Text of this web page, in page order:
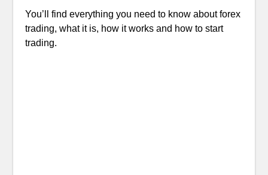
You’ll find everything you need to know about forex
trading, what it is, how it works and how to start
trading.